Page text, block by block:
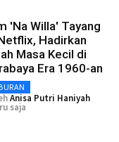
'Na Willa' Tayang
Hadirkan
Masa Kecil di
Era 1960-an
Anisa Putri Haniyah
saja